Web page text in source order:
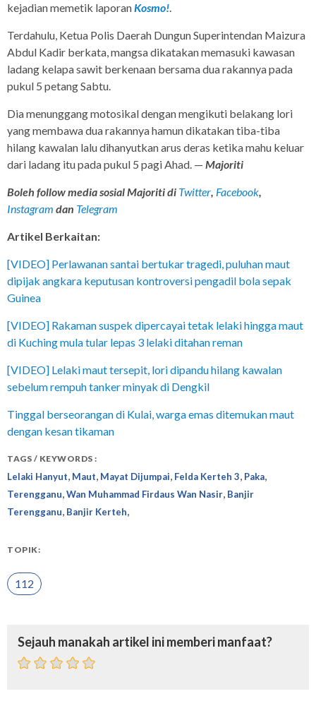
kejadian memetik laporanKosmo!.
Terdahulu, Ketua Polis Daerah Dungun Superintendan Maizura
Abdul Kadir berkata, mangsa dikatakan memasuki kawasan
ladang kelapa sawit berkenaan bersama dua rakannya pada
pukul 5 petang Sabtu.
Dia menunggang motosikal dengan mengikuti belakang lori
yang membawa dua rakannya hamun dikatakan tiba-tiba
hilang kawalan lalu dihanyutkan arus deras ketika mahu keluar
dari ladang itu pada pukul 5 pagi Ahad. — Majoriti
Boleh follow media sosial Majoriti di Twitter, Facebook,
Instagram dan Telegram
Artikel Berkaitan:
[VIDEO] Perlawanan santai bertukar tragedi, puluhan maut
dipijak angkara keputusan kontroversi pengadil bola sepak
Guinea
[VIDEO] Rakaman suspek dipercayai tetak lelaki hingga maut
di Kuching mula tular lepas 3 lelaki ditahan reman
[VIDEO] Lelaki maut tersepit, lori dipandu hilang kawalan
sebelum rempuh tanker minyak di Dengkil
Tinggal berseorangan di Kulai, warga emas ditemukan maut
dengan kesan tikaman
TAGS / KEYWORDS :
Lelaki Hanyut, Maut, Mayat Dijumpai, Felda Kerteh 3, Paka,
Terengganu,Wan Muhammad Firdaus Wan Nasir, Banjir
Terengganu, Banjir Kerteh,
TOPIK:
112
Sejauh manakah artikel ini memberi manfaat?